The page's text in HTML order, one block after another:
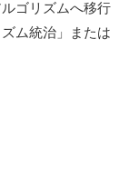
ゴリズムへ移行
ム統治」または